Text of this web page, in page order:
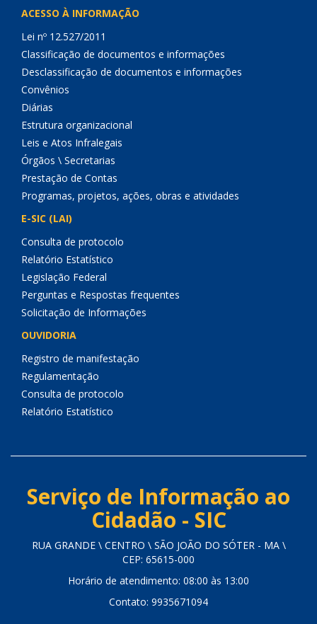
ACESSO À INFORMAÇÃO
Lei nº 12.527/2011
Classificação de documentos e informações
Desclassificação de documentos e informações
Convênios
Diárias
Estrutura organizacional
Leis e Atos Infralegais
Órgãos \ Secretarias
Prestação de Contas
Programas, projetos, ações, obras e atividades
E-SIC (LAI)
Consulta de protocolo
Relatório Estatístico
Legislação Federal
Perguntas e Respostas frequentes
Solicitação de Informações
OUVIDORIA
Registro de manifestação
Regulamentação
Consulta de protocolo
Relatório Estatístico
Serviço de Informação ao
Cidadão - SIC
RUA GRANDE \ CENTRO \ SÃO JOÃO DO SÓTER - MA \
CEP: 65615-000
Horário de atendimento: 08:00 às 13:00
Contato: 9935671094